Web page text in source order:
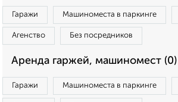
Гаражи Машиноместа в паркинге
Агенство Без посредников
Аренда гаржей, машиномест (0)
Гаражи Машиноместа в паркинге